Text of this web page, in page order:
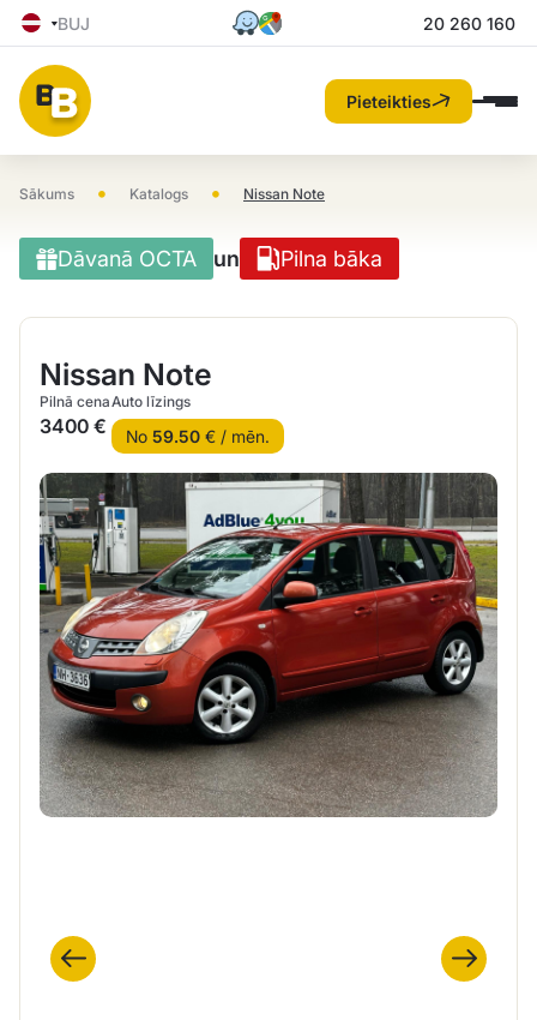
BUJ 20 260 160
Pieteikties
Sākums • Katalogs • Nissan Note
Dāvanā OCTA un Pilna bāka
Nissan Note
Pilnā cena
3400 €
Auto līzings
No 59.50€ / mēn.